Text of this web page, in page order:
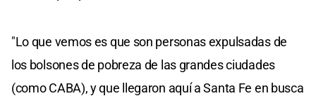
"Lo que vemos es que son personas expulsadas de
los bolsones de pobreza de las grandes ciudades
(como CABA), y que llegaron aquí a Santa Fe en busca